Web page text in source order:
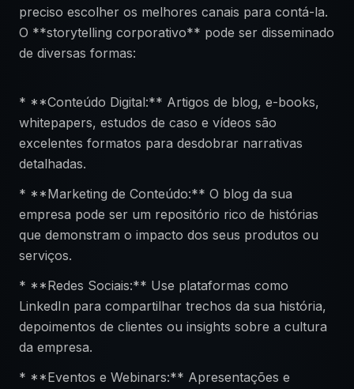
preciso escolher os melhores canais para contá-la.
O **storytelling corporativo** pode ser disseminado
de diversas formas:
* **Conteúdo Digital:** Artigos de blog, e-books,
whitepapers, estudos de caso e vídeos são
excelentes formatos para desdobrar narrativas
detalhadas.
* **Marketing de Conteúdo:** O blog da sua
empresa pode ser um repositório rico de histórias
que demonstram o impacto dos seus produtos ou
serviços.
* **Redes Sociais:** Use plataformas como
LinkedIn para compartilhar trechos da sua história,
depoimentos de clientes ou insights sobre a cultura
da empresa.
* **Eventos e Webinars:** Apresentações e